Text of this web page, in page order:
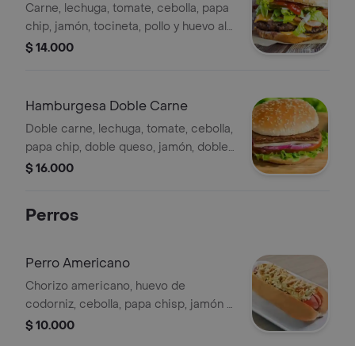
Carne, lechuga, tomate, cebolla, papa
chip, jamón, tocineta, pollo y huevo ala
plancha .maiz tierno .
$ 14.000
Hamburgesa Doble Carne
Doble carne, lechuga, tomate, cebolla,
papa chip, doble queso, jamón, doble
tocineta, huevo de codorniz.
$ 16.000
Perros
Perro Americano
Chorizo americano, huevo de
codorniz, cebolla, papa chisp, jamón y
queso.
$ 10.000